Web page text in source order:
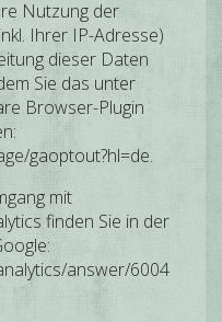
Nutzung der
Ihrer IP-Adresse)
dieser Daten
Sie das unter
Browser-Plugin
gaoptout?hl=de.
mit
finden Sie in der
answer/6004